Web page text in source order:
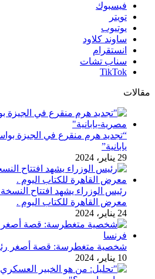
فيسبوك
تويتر
يوتيوب
ساوند كلاود
انستقرام
سناب تشات
‫TikTok
مقالات
“تجديد هرم منقرع في الجيزة
يابانية”
29 يناير، 2024
رئيس الوزراء يشهد افتتاح
معرض القاهرة للكتاب اليوم .
24 يناير، 2024
شخصية متغطرسة: قصة أصغر
10 يناير، 2024